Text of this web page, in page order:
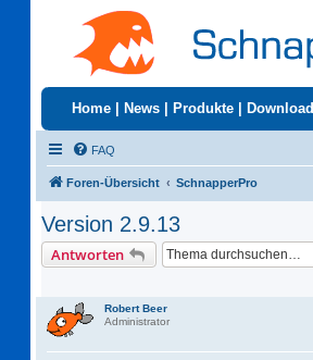
Home News Produkte Download
FAQ
Foren-Übersicht SchnapperPro
Version 2.9.13
Antworten
Robert Beer
Administrator